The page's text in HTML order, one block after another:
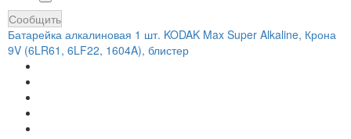
Сообщить
Батарейка алкалиновая 1 шт. KODAK Max Super Alkaline, Крона
9V (6LR61, 6LF22, 1604A), блистер